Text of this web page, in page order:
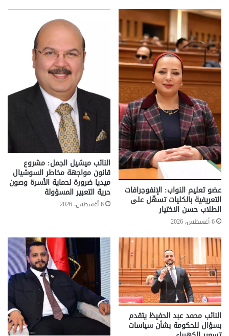
عضو تعليم النواب: الإنفوجرافات
التعريفية بالكليات تسهّل على
الطلاب حسن الاختيار
6 أغسطس، 2026
النائب ميشيل الجمل: مشروع
قانون مواجهة مخاطر السوشيال
ميديا ضرورة لحماية الأسرة وصون
حرية التعبير المسؤولة
6 أغسطس، 2026
النائب محمد عبد الحفيظ يتقدم
بسؤال للحكومة بشأن سياسات